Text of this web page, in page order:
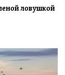
ловушкой